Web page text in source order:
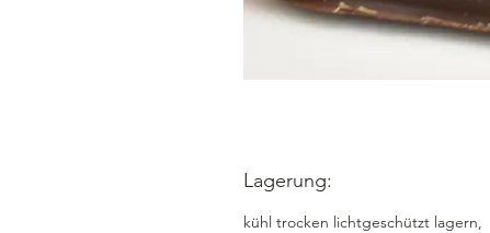
Lagerung:
kühl trocken lichtgeschützt lagern,